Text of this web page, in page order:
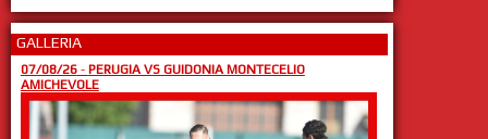
GALLERIA
07/08/26- PERUGIA VS GUIDONIA MONTECELIO
AMICHEVOLE